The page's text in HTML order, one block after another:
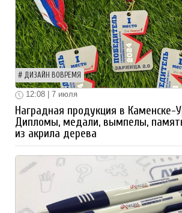
ДИЗАЙН ВОВРЕМЯ
12:08 | 7 июля
Наградная продукция в Каменске-
Дипломы, медали, вымпелы,
из акрила дерева